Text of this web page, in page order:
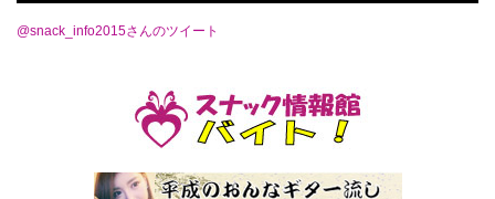
@snack_info2015さんのツイート